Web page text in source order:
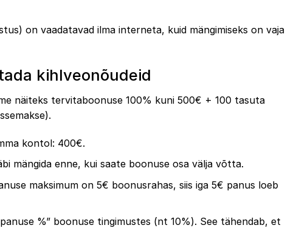
on vaadatavad ilma interneta, kuid mängimiseks on vaja
kihlveonõudeid
näiteks tervitaboonuse 100% kuni 500€ + 100 tasuta
kontol: 400€.
mängida enne, kui saate boonuse osa välja võtta.
maksimum on 5€ boonusrahas, siis iga 5€ panus loeb
%” boonuse tingimustes (nt 10%). See tähendab, et